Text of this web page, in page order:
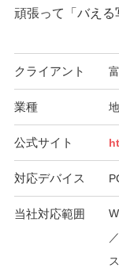
頑張って「バえる
クライアント
業種
公式サイト
対応デバイス
当社対応範囲